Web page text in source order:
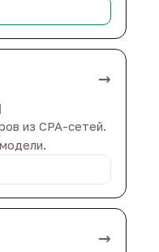
→
из CPA-сетей.
→